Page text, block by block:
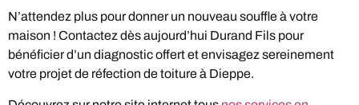
N’attendez plus pour donner un nouveau souffle à votre
maison ! Contactez dès aujourd’hui Durand Fils pour
bénéficier d’un diagnostic offert et envisagez sereinement
votre projet de réfection de toiture à Dieppe.